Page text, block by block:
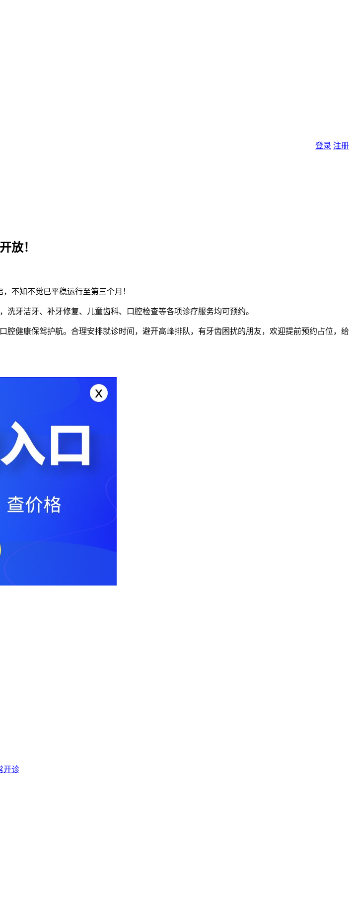
登录 注册
放！
不知不觉已平稳运行至第三个月！
牙洁牙、补牙修复、儿童齿科、口腔检查等各项诊疗服务均可预约。
健康保驾护航。合理安排就诊时间，避开高峰排队，有牙齿困扰的朋友，欢迎提前预约占位，给
开诊